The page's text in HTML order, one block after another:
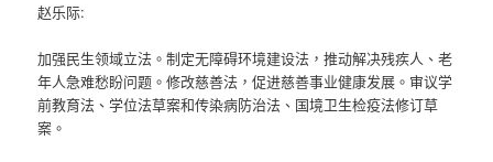
赵乐际:
加强民生领域立法。制定无障碍环境建设法，推动解决残疾人、老
年人急难愁盼问题。修改慈善法，促进慈善事业健康发展。审议学
前教育法、学位法草案和传染病防治法、国境卫生检疫法修订草
案。